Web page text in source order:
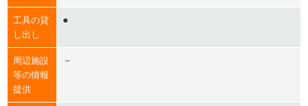
工具の貸
し出し
●
周辺施設
等の情報
提供
－